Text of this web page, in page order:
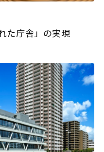
た庁舎」の実現